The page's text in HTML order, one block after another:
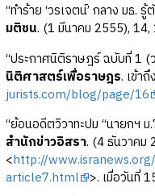
“ทำร้าย ‘วรเจตน์’ กลาง มธ.
มติชน. (1 มีนาคม 2555), 14,
“ประกาศนิติราษฎร์ ฉบับที่ 1 (
นิติศาสตร์เพื่อราษฎร. เข้า
jurists.com/blog/page/16
“ย้อนอดีตวิวาทะปม “นายกฯ ม
สำนักข่าวอิสรา. (4 ธันวาคม
<http://
article7.html >. เมื่อวันที่